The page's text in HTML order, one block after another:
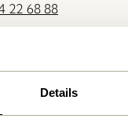
Details
22 68 88
4 hverdage